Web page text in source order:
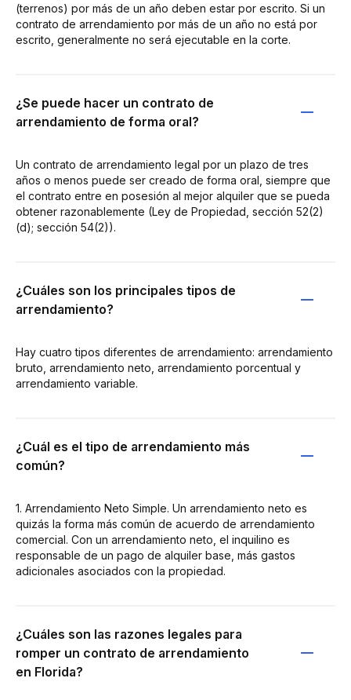
(terrenos) por más de un año deben estar por escrito. Si un
contrato de arrendamiento por más de un año no está por
escrito, generalmente no será ejecutable en la corte.
¿Se puede hacer un contrato de
arrendamiento de forma oral?
Un contrato de arrendamiento legal por un plazo de tres
años o menos puede ser creado de forma oral, siempre que
el contrato entre en posesión al mejor alquiler que se pueda
obtener razonablemente (Ley de Propiedad, sección 52(2)
(d); sección 54(2)).
¿Cuáles son los principales tipos de
arrendamiento?
Hay cuatro tipos diferentes de arrendamiento: arrendamiento
bruto, arrendamiento neto, arrendamiento porcentual y
arrendamiento variable.
¿Cuál es el tipo de arrendamiento más
común?
1. Arrendamiento Neto Simple. Un arrendamiento neto es
quizás la forma más común de acuerdo de arrendamiento
comercial. Con un arrendamiento neto, el inquilino es
responsable de un pago de alquiler base, más gastos
adicionales asociados con la propiedad.
¿Cuáles son las razones legales para
romper un contrato de arrendamiento
en Florida?